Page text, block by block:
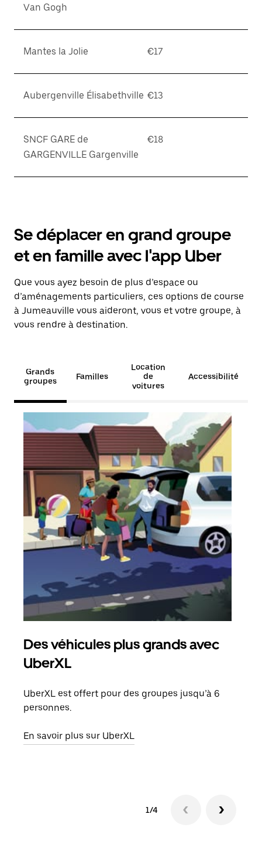
Van Gogh
Mantes la Jolie €17
Aubergenville Élisabethville €13
SNCF GARE de
GARGENVILLE Gargenville
€18
Se déplacer en grand groupe
et en famille avec l'app Uber
Que vous ayez besoin de plus d’espace ou
d’aménagements particuliers, ces options de course
à Jumeauville vous aideront, vous et votre groupe, à
vous rendre à destination.
Grands
groupes
Familles
Location
de
voitures
Accessibilité
Des véhicules plus grands avec
UberXL
UberXL est offert pour des groupes jusqu’à 6
personnes.
En savoir plus sur UberXL
1/4